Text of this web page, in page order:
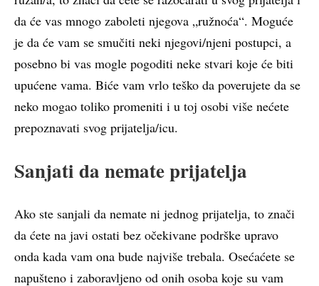
da će vas mnogo zaboleti njegova „ružnoća“. Moguće
je da će vam se smučiti neki njegovi/njeni postupci, a
posebno bi vas mogle pogoditi neke stvari koje će biti
upućene vama. Biće vam vrlo teško da poverujete da se
neko mogao toliko promeniti i u toj osobi više nećete
prepoznavati svog prijatelja/icu.
Sanjati da nemate prijatelja
Ako ste sanjali da nemate ni jednog prijatelja, to znači
da ćete na javi ostati bez očekivane podrške upravo
onda kada vam ona bude najviše trebala. Osećaćete se
napušteno i zaboravljeno od onih osoba koje su vam